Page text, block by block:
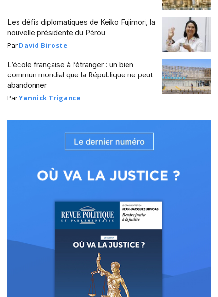
Les défis diplomatiques de Keiko Fujimori, la
nouvelle présidente du Pérou
Par David Biroste
L’école française à l’étranger : un bien
commun mondial que la République ne peut
abandonner
ParYannick Trigance